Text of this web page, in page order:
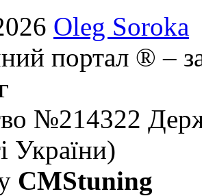
Oleg Soroka
портал ® –
№214322
України)
CMStuning